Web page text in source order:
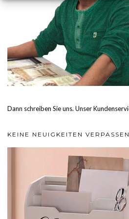
Dann schreiben Sie uns. Unser
KEINE NEUIGKEITEN